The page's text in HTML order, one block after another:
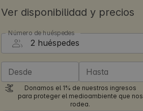
Ver disponibilidad y precios
Número de huéspedes
Desde Hasta
Donamos el 1% de nuestros ingresos
para proteger el medioambiente que nos
rodea.